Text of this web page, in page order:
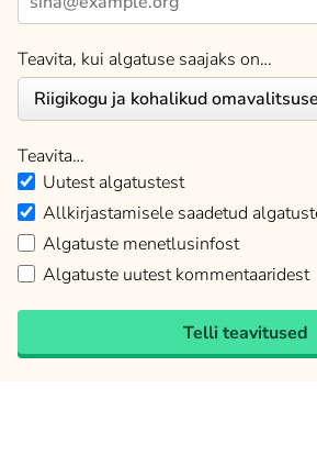
Teavita, kui algatuse saajaks on…
Teavita…
Uutest algatustest
Allkirjastamisele saadetud
Algatuste menetlusinfost
Algatuste uutest kommentaaridest
Telli teavitused